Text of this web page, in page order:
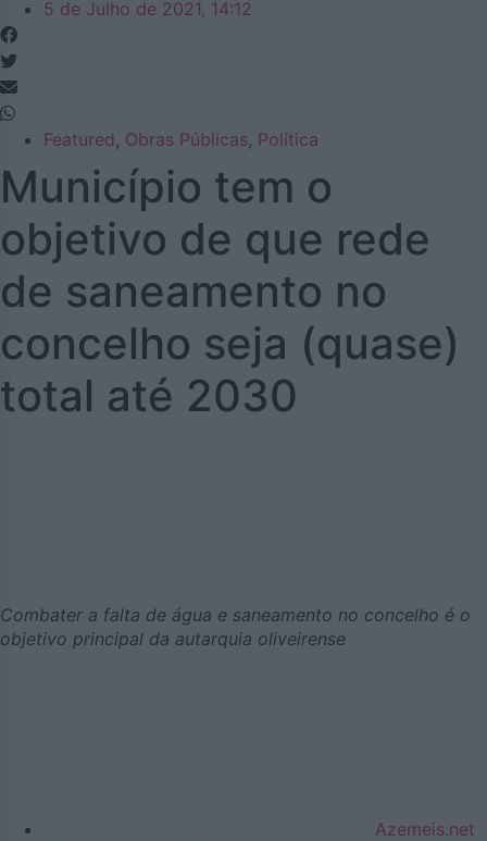
5 de Julho de 2021, 14:12
Featured, Obras Públicas, Política
Município tem o
objetivo de que rede
de saneamento no
concelho seja (quase)
total até 2030
Combater a falta de água e saneamento no concelho é o
objetivo principal da autarquia oliveirense
Azemeis.net